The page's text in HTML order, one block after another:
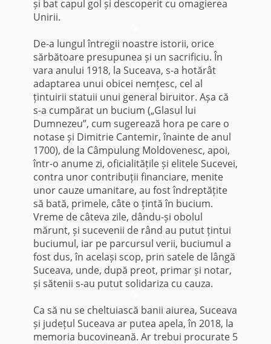
și bat capul gol și descoperit cu omagierea
Unirii.
De-a lungul întregii noastre istorii, orice
sărbătoare presupunea și un sacrificiu. În
vara anului 1918, la Suceava, s-a hotărât
adaptarea unui obicei nemțesc, cel al
țintuirii statuii unui general biruitor. Așa că
s-a cumpărat un bucium („Glasul lui
Dumnezeu”, cum sugerează hora pe care o
notase și Dimitrie Cantemir, înainte de anul
1700), de la Câmpulung Moldovenesc, apoi,
într-o anume zi, oficialitățile și elitele Sucevei,
contra unor contribuții financiare, menite
unor cauze umanitare, au fost îndreptățite
să bată, primele, câte o țintă în bucium.
Vreme de câteva zile, dându-și obolul
mărunt, și sucevenii de rând au putut țintui
buciumul, iar pe parcursul verii, buciumul a
fost dus, în același scop, prin satele de lângă
Suceava, unde, după preot, primar și notar,
și sătenii s-au putut solidariza cu cauza.
Ca să nu se cheltuiască banii aiurea, Suceava
și județul Suceava ar putea apela, în 2018, la
memoria bucovineană. Ar trebui procurate 5